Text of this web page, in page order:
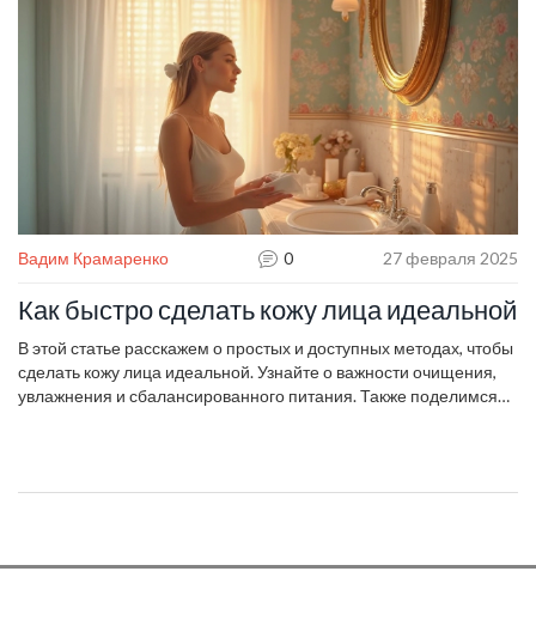
Вадим Крамаренко 0 27 февраля 2025
Как быстро сделать кожу лица идеальной
В этой статье расскажем о простых и доступных методах, чтобы
сделать кожу лица идеальной. Узнайте о важности очищения,
увлажнения и сбалансированного питания. Также поделимся
сияющую кожу.